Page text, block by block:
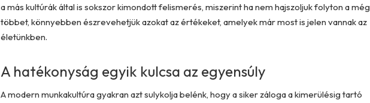
a más kultúrák által is sokszor kimondott felismerés, miszerint ha nem hajszoljuk folyton a még
többet, könnyebben észrevehetjük azokat az értékeket, amelyek már most is jelen vannak az
életünkben.
A hatékonyság egyik kulcsa az egyensúly
A modern munkakultúra gyakran azt sulykolja belénk, hogy a siker záloga a kimerülésig tartó